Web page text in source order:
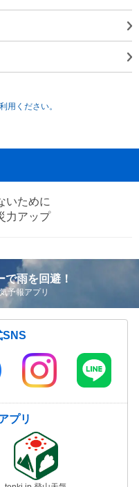
用ください。
いために
力アップ
で雨を回避！
予報アプリ
プリ